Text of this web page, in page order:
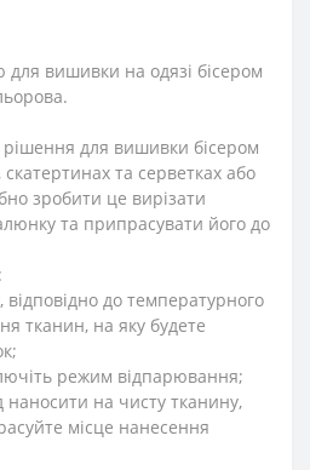
для вишивки на одязі бісером
рішення для вишивки бісером
та серветках або
зробити це вирізати
та припрасувати його до
відповідно до температурного
тканин, на яку будете
режим відпарювання;
наносити на чисту тканину,
місце нанесення